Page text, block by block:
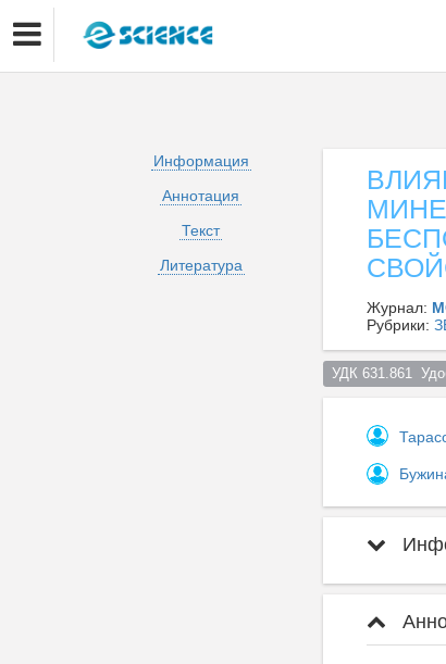
Информация
Аннотация
Текст
Литература
Журнал:
Рубрики:
УДК 631.861